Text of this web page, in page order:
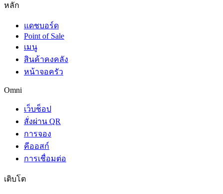
หลัก
แดชบอร์ด
Point of Sale
เมนู
สินค้าคงคลัง
หน้าจอครัว
Omni
เว็บช็อป
สั่งผ่าน QR
การจอง
คีออสก์
การเชื่อมต่อ
เติบโต